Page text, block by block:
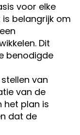
voor elke
belangrijk om
Dit
benodigde
van
van de
het plan is
dat de